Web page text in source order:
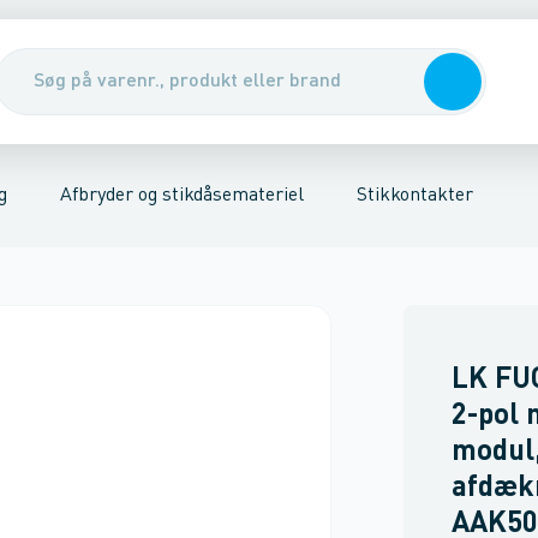
Kabler, rør & jording/udligningTavler, kabelskabe & DIN-
Afbryder og stikdåsemateriel Stikkontakter
Udendørs stikkontakterStikkontakter Trykknap
LK
2-pol